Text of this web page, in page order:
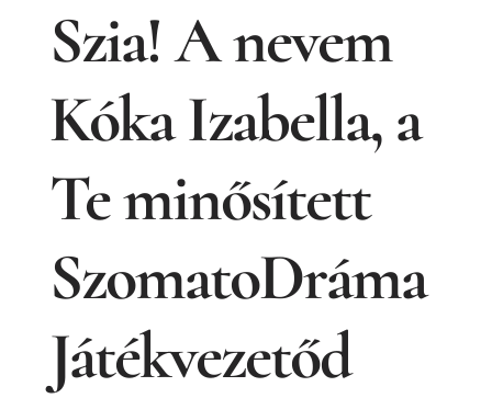
Szia! A nevem
Kóka Izabella, a
Te minősített
SzomatoDráma
Játékvezetőd